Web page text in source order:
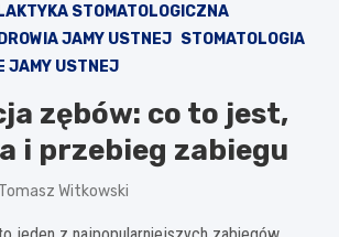
STOMATOLOGICZNA
JAMY USTNEJ STOMATOLOGIA
JAMY USTNEJ
zębów: co to jest,
i przebieg zabiegu
Tomasz Witkowski